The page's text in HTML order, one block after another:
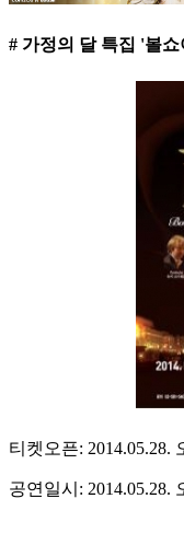
# 가정의 달 특집 '볼
티켓오픈: 2014.05.28.
공연일시: 2014.05.28.